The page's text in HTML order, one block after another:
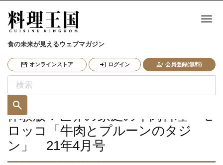
食の未来が見えるウェブマガジン
オンラインストア ログイン 会員登録(無料)
ナ
体験版！世界の家庭の牛肉料理 モ
ロッコ「牛肉とプルーンのタジ
ン」 21年4月号